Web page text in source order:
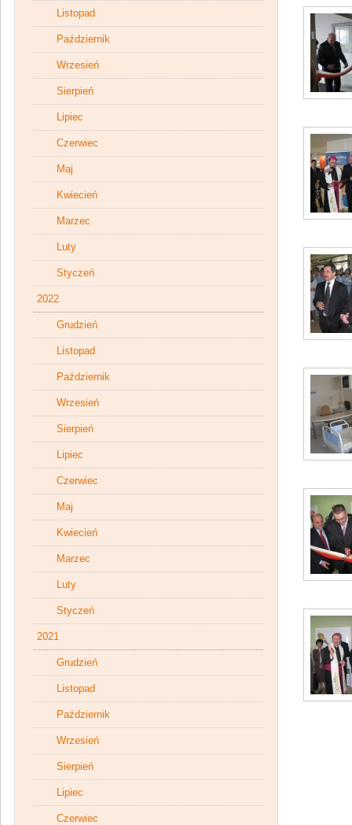
Listopad
Październik
Wrzesień
Sierpień
Lipiec
Czerwiec
Maj
Kwiecień
Marzec
Luty
Styczeń
2022
Grudzień
Listopad
Październik
Wrzesień
Sierpień
Lipiec
Czerwiec
Maj
Kwiecień
Marzec
Luty
Styczeń
2021
Grudzień
Listopad
Październik
Wrzesień
Sierpień
Lipiec
Czerwiec